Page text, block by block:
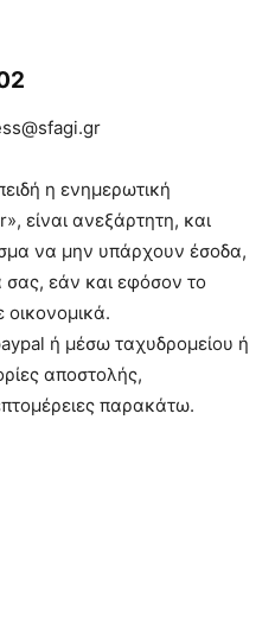
η ενημερωτική
είναι ανεξάρτητη, και
να μην υπάρχουν έσοδα,
σας, εάν και εφόσον το
οικονομικά.
ή μέσω ταχυδρομείου ή
αποστολής,
παρακάτω.